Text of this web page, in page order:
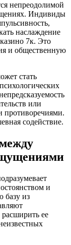
непреодолимой
Индивиды
наслаждение
7к. Это
и общественную
стать
или
противоречиями.
содействие.
и
базу из
ее